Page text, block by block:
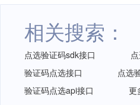
相关搜索：
点选验证码sdk接口
验证码点选接口
点选
验证码点选api接口
更